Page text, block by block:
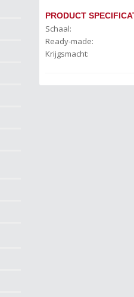
PRODUCT
Schaal:
Ready-made:
Krijgsmacht: